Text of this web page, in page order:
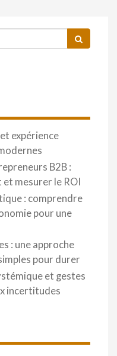
expérience
B2B :
mesurer le ROI
: comprendre
pour une
: une approche
pour durer
et gestes
incertitudes